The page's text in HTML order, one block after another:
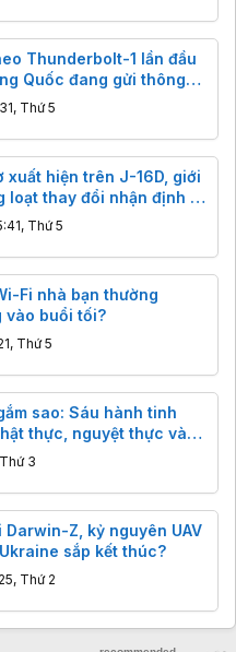
Thunderbolt-1 lần đầu
Quốc đang gửi thông
tàu sân bay?
Thứ 5
xuất hiện trên J-16D, giới
loạt thay đổi nhận định về
mới của Trung
Thứ 5
Fi nhà bạn thường
vào buổi tối?
Thứ 5
sao: Sáu hành tinh
thực, nguyệt thực và
lồ đáng sợ
3
Darwin-Z, kỷ nguyên UAV
sắp kết thúc?
Thứ 2